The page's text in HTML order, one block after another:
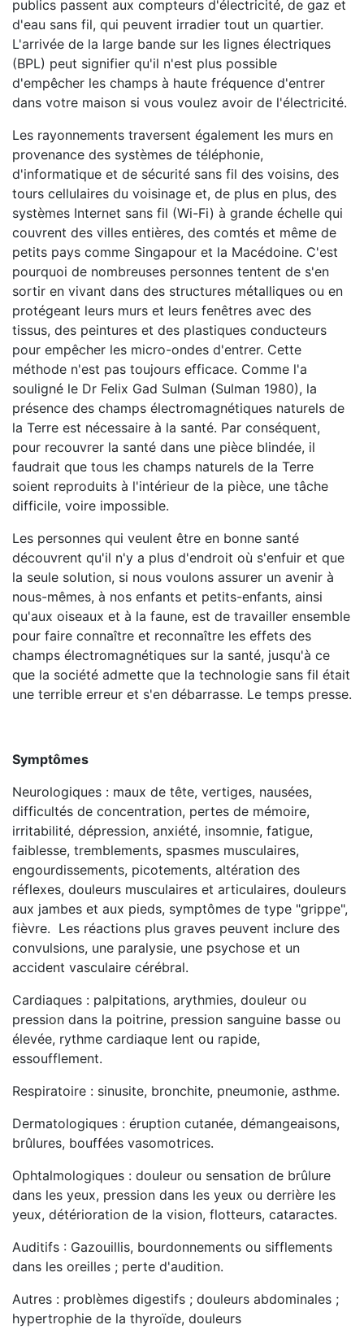
publics passent aux compteurs d'électricité, de gaz et
d'eau sans fil, qui peuvent irradier tout un quartier.
L'arrivée de la large bande sur les lignes électriques
(BPL) peut signifier qu'il n'est plus possible
d'empêcher les champs à haute fréquence d'entrer
dans votre maison si vous voulez avoir de l'électricité.
Les rayonnements traversent également les murs en
provenance des systèmes de téléphonie,
d'informatique et de sécurité sans fil des voisins, des
tours cellulaires du voisinage et, de plus en plus, des
systèmes Internet sans fil (Wi-Fi) à grande échelle qui
couvrent des villes entières, des comtés et même de
petits pays comme Singapour et la Macédoine. C'est
pourquoi de nombreuses personnes tentent de s'en
sortir en vivant dans des structures métalliques ou en
protégeant leurs murs et leurs fenêtres avec des
tissus, des peintures et des plastiques conducteurs
pour empêcher les micro-ondes d'entrer. Cette
méthode n'est pas toujours efficace. Comme l'a
souligné le Dr Felix Gad Sulman (Sulman 1980), la
présence des champs électromagnétiques naturels de
la Terre est nécessaire à la santé. Par conséquent,
pour recouvrer la santé dans une pièce blindée, il
faudrait que tous les champs naturels de la Terre
soient reproduits à l'intérieur de la pièce, une tâche
difficile, voire impossible.
Les personnes qui veulent être en bonne santé
découvrent qu'il n'y a plus d'endroit où s'enfuir et que
la seule solution, si nous voulons assurer un avenir à
nous-mêmes, à nos enfants et petits-enfants, ainsi
qu'aux oiseaux et à la faune, est de travailler ensemble
pour faire connaître et reconnaître les effets des
champs électromagnétiques sur la santé, jusqu'à ce
que la société admette que la technologie sans fil était
une terrible erreur et s'en débarrasse. Le temps presse.
Symptômes
Neurologiques : maux de tête, vertiges, nausées,
difficultés de concentration, pertes de mémoire,
irritabilité, dépression, anxiété, insomnie, fatigue,
faiblesse, tremblements, spasmes musculaires,
engourdissements, picotements, altération des
réflexes, douleurs musculaires et articulaires, douleurs
aux jambes et aux pieds, symptômes de type "grippe",
fièvre. Les réactions plus graves peuvent inclure des
convulsions, une paralysie, une psychose et un
accident vasculaire cérébral.
Cardiaques : palpitations, arythmies, douleur ou
pression dans la poitrine, pression sanguine basse ou
élevée, rythme cardiaque lent ou rapide,
essoufflement.
Respiratoire : sinusite, bronchite, pneumonie, asthme.
Dermatologiques : éruption cutanée, démangeaisons,
brûlures, bouffées vasomotrices.
Ophtalmologiques : douleur ou sensation de brûlure
dans les yeux, pression dans les yeux ou derrière les
yeux, détérioration de la vision, flotteurs, cataractes.
Auditifs : Gazouillis, bourdonnements ou sifflements
dans les oreilles ; perte d'audition.
Autres : problèmes digestifs ; douleurs abdominales ;
hypertrophie de la thyroïde, douleurs